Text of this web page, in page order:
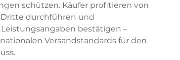
schützen. Käufer profitieren von
durchführen und
bestätigen –
Versandstandards für den